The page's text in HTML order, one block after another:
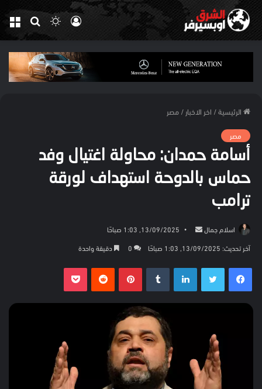
بحث
عن
الوضع
المظلم
تسجيل
الدخول
الرئيسية/ اخر الاخبار / مصر
مصر
أسامة حمدان: محاولة اغتيال وفد
حماس بالدوحة استهداف لورقة
ترامب
اسلام جمال
أرسل 13/09/2025, 1:03 صباحًا
آخر تحديث: 13/09/2025, 1:03 صباحًا
0 دقيقة واحدة
فيسبوكتويتر لينكدإن بينتيريست بوكيت